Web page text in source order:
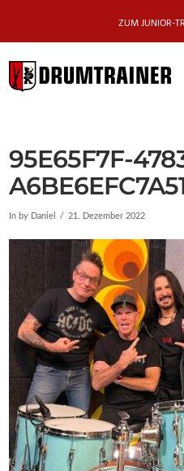
ZUM JUNIOR-
95E65F7F-
In by Daniel 21. Dezember 2022